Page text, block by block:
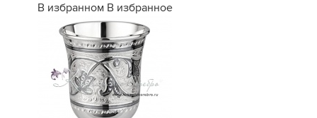
В избранном В избранное